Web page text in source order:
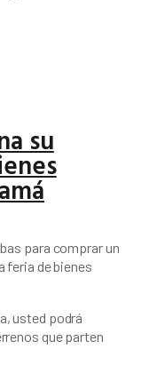
su
para comprar un
feria de bienes
usted podrá
que parten